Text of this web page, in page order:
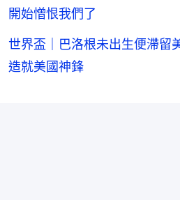
開始憎恨我們了
世界盃｜巴洛根未出生便滯
造就美國神鋒